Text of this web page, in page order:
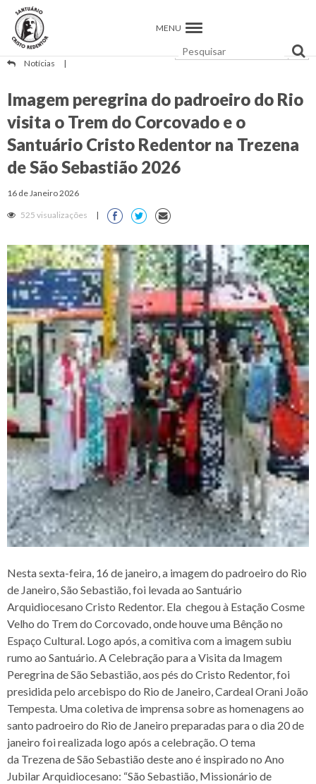
MENU
Notícias |
Imagem peregrina do padroeiro do Rio
visita o Trem do Corcovado e o
Santuário Cristo Redentor na Trezena
de São Sebastião 2026
16 de Janeiro 2026
525 visualizações |
Nesta sexta-feira, 16 de janeiro, a imagem do padroeiro do Rio
de Janeiro, São Sebastião, foi levada ao Santuário
Arquidiocesano Cristo Redentor. Ela chegou à Estação Cosme
Velho do Trem do Corcovado, onde houve uma Bênção no
Espaço Cultural. Logo após, a comitiva com a imagem subiu
rumo ao Santuário.A Celebração para a Visita da Imagem
Peregrina de São Sebastião, aos pés do Cristo Redentor, foi
presidida pelo arcebispo do Rio de Janeiro, Cardeal Orani João
Tempesta. Uma coletiva de imprensa sobre as homenagens ao
santo padroeiro do Rio de Janeiro preparadas para o dia 20 de
janeiro foi realizada logo após a celebração. O tema
da Trezena de São Sebastião deste ano é inspirado no Ano
Jubilar Arquidiocesano: “São Sebastião, Missionário de